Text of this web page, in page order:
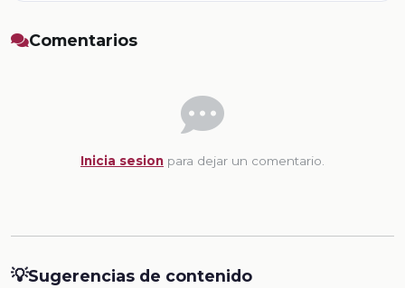
Comentarios
Inicia sesion para dejar un comentario.
💡Sugerencias de contenido